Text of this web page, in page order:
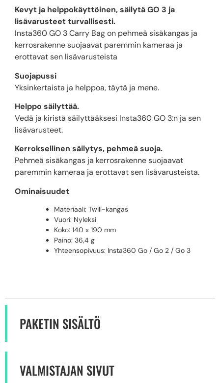
Kevyt ja helppokäyttöinen, säilytä GO 3 ja
lisävarusteet turvallisesti.
Insta360 GO 3 Carry Bag on pehmeä sisäkangas ja
kerrosrakenne suojaavat paremmin kameraa ja
erottavat sen lisävarusteista
Suojapussi
Yksinkertaista ja helppoa, täytä ja mene.
Helppo säilyttää.
Vedä ja kiristä säilyttääksesi Insta360 GO 3:n ja sen
lisävarusteet.
Kerroksellinen säilytys, pehmeä suoja.
Pehmeä sisäkangas ja kerrosrakenne suojaavat
paremmin kameraa ja erottavat sen lisävarusteista.
Ominaisuudet
Materiaali: Twill-kangas
Vuori: Nyleksi
Koko: 140 x 190 mm
Paino: 36,4 g
Yhteensopivuus: Insta360 Go / Go 2 / Go 3
PAKETIN SISÄLTÖ
VALMISTAJAN SIVUT